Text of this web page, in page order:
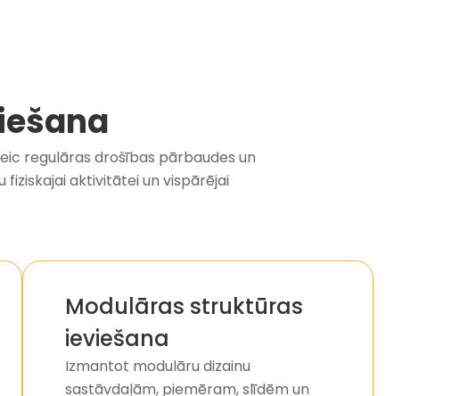
regulāras drošības pārbaudes un
fiziskajai aktivitātei un vispārējai
Modulāras struktūras
ieviešana
Izmantot modulāru dizainu
sastāvdaļām, piemēram, slīdēm un